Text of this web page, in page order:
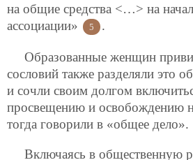
на общие средства <…> на
ассоциации»
5 .
Образованные женщин
сословий также разделяли это
и сочли своим долгом
просвещению и освобождению
тогда говорили в «общее дело».
Включаясь в общественную